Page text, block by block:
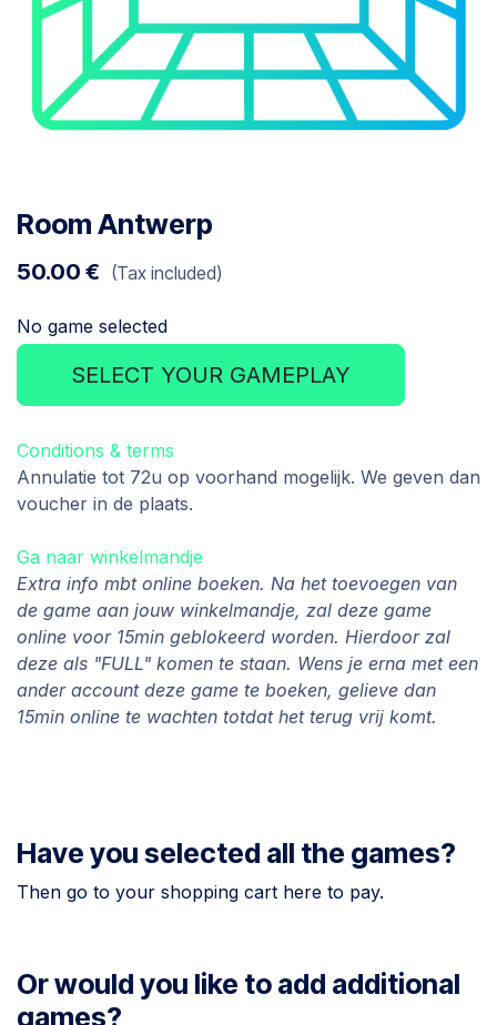
Room Antwerp
50.00 € (Tax included)
No game selected
SELECT YOUR GAMEPLAY
Conditions & terms
Annulatie tot 72u op voorhand mogelijk. We geven dan
voucher in de plaats.
Ga naar winkelmandje
Extra info mbt online boeken. Na het toevoegen van
de game aan jouw winkelmandje, zal deze game
online voor 15min geblokeerd worden. Hierdoor zal
deze als "FULL" komen te staan. Wens je erna met een
ander account deze game te boeken, gelieve dan
15min online te wachten totdat het terug vrij komt.
Have you selected all the games?
Then go to your shopping cart here to pay.
Or would you like to add additional
games?